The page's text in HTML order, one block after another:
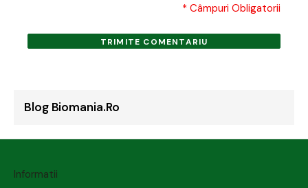
* Câmpuri Obligatorii
TRIMITE COMENTARIU
Blog Biomania.ro
Informatii